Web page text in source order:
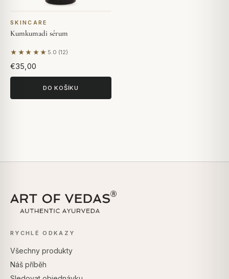
SKINCARE
Kumkumadi sérum
★★★★★ 5.0 (12)
Na základě 12 hodnocení
€35,00
DO KOŠÍKU
RYCHLÉ ODKAZY
Všechny produkty
Náš příběh